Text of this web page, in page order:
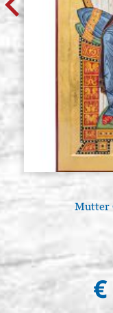
Mutter